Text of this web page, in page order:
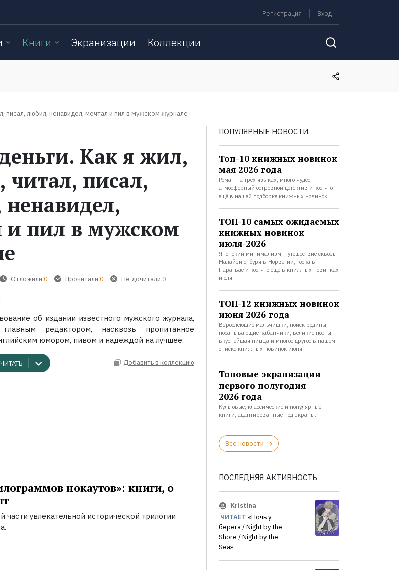
Регистрация Вход
Книги Экранизации Коллекции
писал, любил, ненавидел, мечтал и пил в мужском журнале
Как я жил,
писал,
и пил в мужском
Отложили 0 Прочитали 0 Не дочитали 0
об издании известного мужского журнала,
редактором, насквозь пропитанное
юмором, пивом и надеждой на лучшее.
Добавить в коллекцию
нокаутов»: книги, о
увлекательной исторической трилогии
ПОПУЛЯРНЫЕ НОВОСТИ
Топ-10 книжных новинок
мая 2026 года
Роман на трёх языках, много чудес,
атмосферный островной детектив и кое-что
ещё в нашей подборке книжных новинок.
ТОП-10 самых ожидаемых
книжных новинок
июля-2026
Японский минимализм, путешествие сквозь
Малайзию, буря в Норвегии, тоска в
Парагвае и кое-что ещё в книжных новинках
июля.
ТОП-12 книжных новинок
июня 2026 года
Взрослеющие мальчишки, поиск родины,
посапывающие кабанчики, великие поэты,
вкуснейшая пицца и многое другое в нашем
списке книжных новинок июня.
Топовые экранизации
первого полугодия
2026 года
Культовые, классические и популярные
книги, адаптированные под экраны.
Все новости
ПОСЛЕДНЯЯ АКТИВНОСТЬ
Kristina
ЧИТАЕТ «Ночь у
берега / Night by the
Shore / Night by the
Sea»